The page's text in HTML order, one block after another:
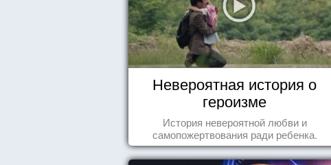
Невероятная история о
героизме
История невероятной любви и
самопожертвования ради ребенка.